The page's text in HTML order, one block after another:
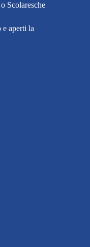
Scolaresche
e aperti la